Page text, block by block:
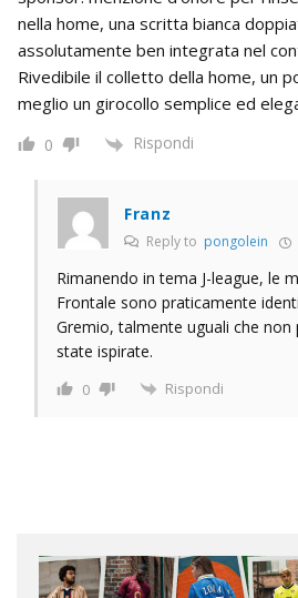
nella home, una scritta bianca
assolutamente ben integrata nel
Rivedibile il colletto della home, un
meglio un girocollo semplice ed
0 Rispondi
Franz
Reply to pongolein
Rimanendo in tema J-league, le
Frontale sono praticamente
Gremio, talmente uguali che non
state ispirate.
0 Rispondi